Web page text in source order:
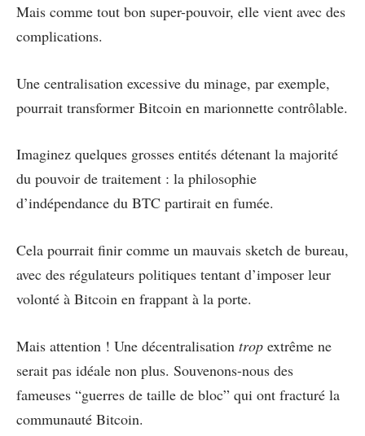
Mais comme tout bon super-pouvoir, elle vient avec des
complications.
Une centralisation excessive du minage, par exemple,
pourrait transformer Bitcoin en marionnette contrôlable.
Imaginez quelques grosses entités détenant la majorité
du pouvoir de traitement : la philosophie
d’indépendance du BTC partirait en fumée.
Cela pourrait finir comme un mauvais sketch de bureau,
avec des régulateurs politiques tentant d’imposer leur
volonté à Bitcoin en frappant à la porte.
Mais attention ! Une décentralisation trop extrême ne
serait pas idéale non plus. Souvenons-nous des
fameuses “guerres de taille de bloc” qui ont fracturé la
communauté Bitcoin.